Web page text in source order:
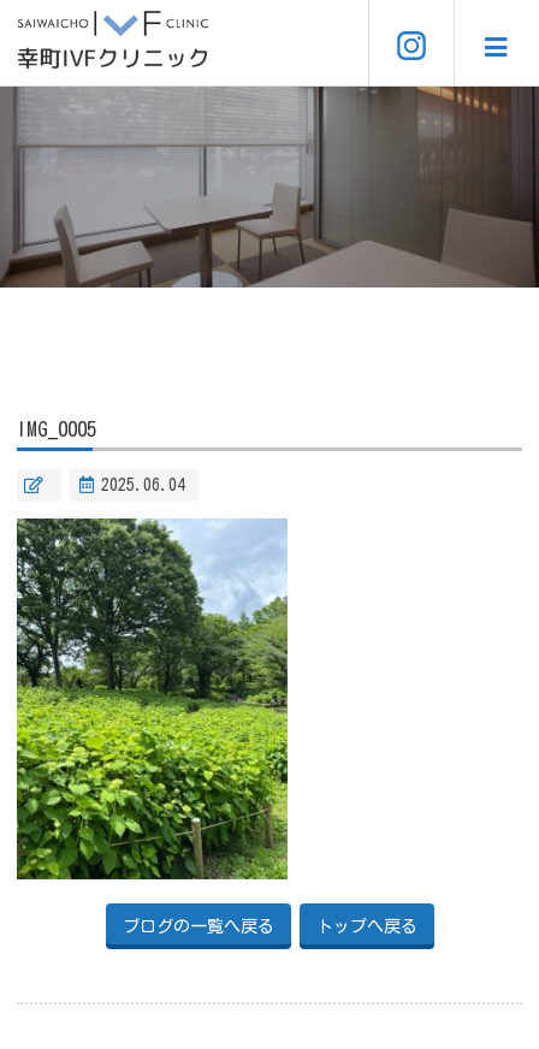
IMG_0005
2025.06.04
ブログの一覧へ戻る トップへ戻る